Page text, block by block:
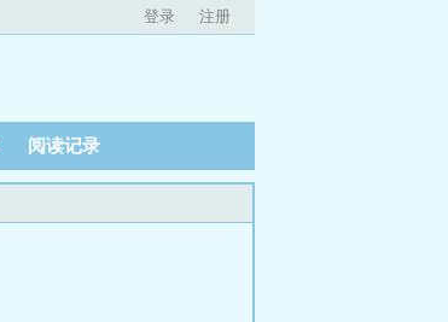
登录 注册
阅读记录